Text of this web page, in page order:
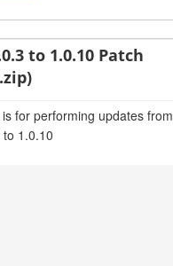
to 1.0.10 Patch
for performing updates from
1.0.10